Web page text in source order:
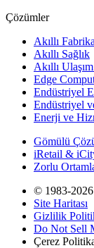
Çözümler
Akıllı Fabrika
Akıllı Sağlık
Akıllı
Edge
Endüstriyel
Endüstriyel
Enerji ve
Gömülü
iRetail &
Zorlu
© 1983-
Site Haritası
Gizlilik
Do Not Sell
Çerez